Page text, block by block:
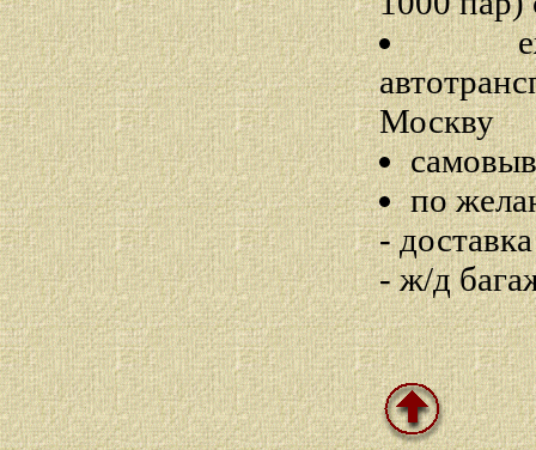
Москву
по
-
- ж/д